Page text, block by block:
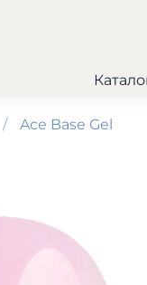
Ace Base Gel